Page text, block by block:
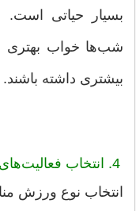
بسیار حیاتی
شب‌ها خواب بهتری
بیشتری داشته باشند.
4. انتخاب فعالیت‌های ورزشی مناسب برای کودکان
انتخاب نوع ورزش